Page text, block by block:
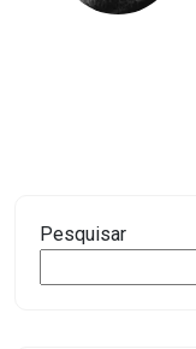
Pesquisar